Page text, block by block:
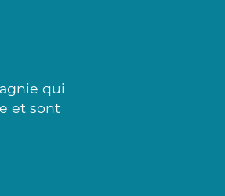
qui
et sont